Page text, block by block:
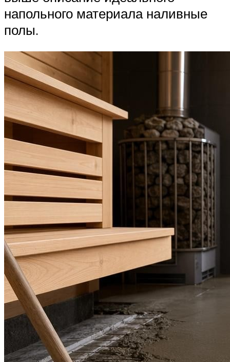
напольного материала наливные
полы.